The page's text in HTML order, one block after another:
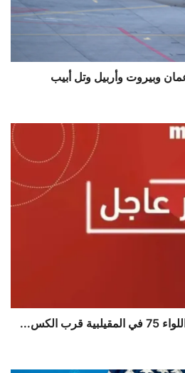
عمان وبيروت وأربيل وتل أبيب
الكس...